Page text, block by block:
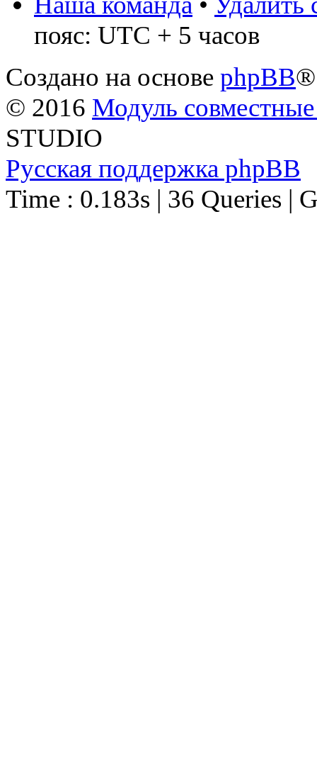
пояс: UTC + 5 часов
Создано на основе phpBB®
© 2016 Модуль
STUDIO
Русская поддержка phpBB
Time : 0.183s | 36 Queries |